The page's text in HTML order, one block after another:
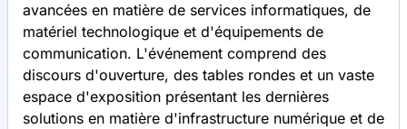
avancées en matière de services informatiques, de
matériel technologique et d'équipements de
communication. L'événement comprend des
discours d'ouverture, des tables rondes et un vaste
espace d'exposition présentant les dernières
solutions en matière d'infrastructure numérique et de